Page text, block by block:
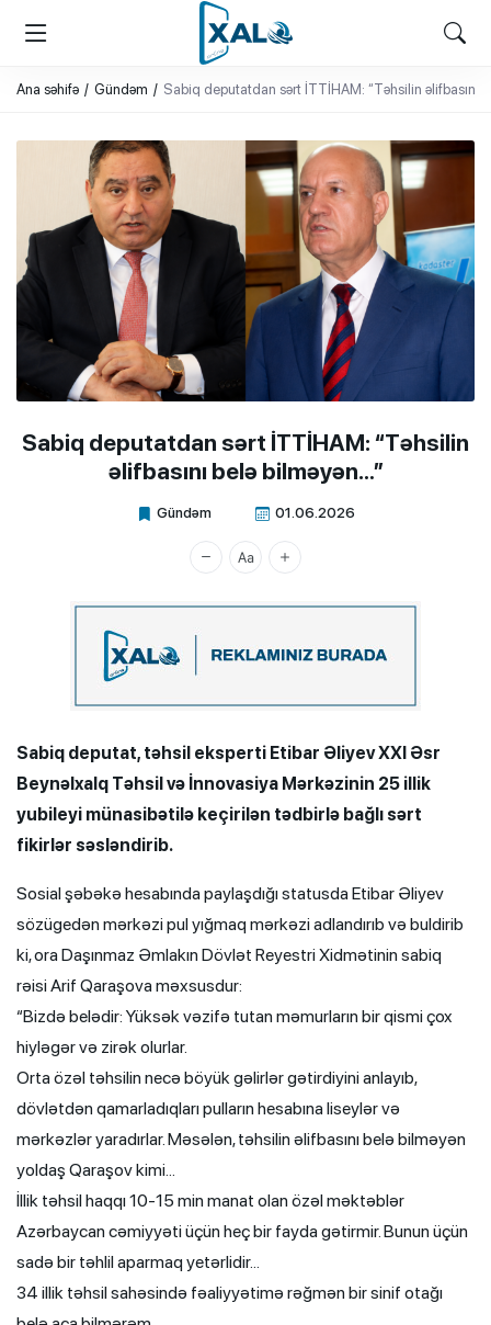
XALQ.ONLINE
ONLAYN PLATFORMA
Ana səhifə Gündəm Sabiq deputatdan sərt İTTİHAM: “Təhsilin əlifbasını
Sabiq deputatdan sərt İTTİHAM: “Təhsilin
əlifbasını belə bilməyən…”
Gündəm 01.06.2026
Xalq.Online
Sabiq deputat, təhsil eksperti Etibar Əliyev XXI Əsr
Beynəlxalq Təhsil və İnnovasiya Mərkəzinin 25 illik
yubileyi münasibətilə keçirilən tədbirlə bağlı sərt
fikirlər səsləndirib.
Sosial şəbəkə hesabında paylaşdığı statusda Etibar Əliyev
sözügedən mərkəzi pul yığmaq mərkəzi adlandırıb və buldirib
ki, ora Daşınmaz Əmlakın Dövlət Reyestri Xidmətinin sabiq
rəisi Arif Qaraşova məxsusdur:
“Bizdə belədir: Yüksək vəzifə tutan məmurların bir qismi çox
hiyləgər və zirək olurlar.
Orta özəl təhsilin necə böyük gəlirlər gətirdiyini anlayıb,
dövlətdən qamarladıqları pulların hesabına liseylər və
mərkəzlər yaradırlar. Məsələn, təhsilin əlifbasını belə bilməyən
yoldaş Qaraşov kimi…
İllik təhsil haqqı 10-15 min manat olan özəl məktəblər
Azərbaycan cəmiyyəti üçün heç bir fayda gətirmir. Bunun üçün
sadə bir təhlil aparmaq yetərlidir…
34 illik təhsil sahəsində fəaliyyətimə rəğmən bir sinif otağı